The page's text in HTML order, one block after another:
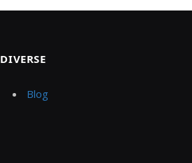
DIVERSE
Blog